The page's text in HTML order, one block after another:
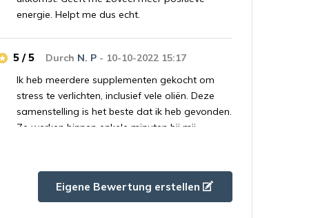
energie. Helpt me dus echt.
Durch N. P - 10-10-2022 15:17
5 / 5
Ik heb meerdere supplementen gekocht om
stress te verlichten, inclusief vele oliën. Deze
samenstelling is het beste dat ik heb gevonden.
Ze werken binnen enkele minuten bij mij.
DurchTim- 10-10-2022 15:15
Ik neem deze formule elke dag, en het is
Eigene Bewertung erstellen